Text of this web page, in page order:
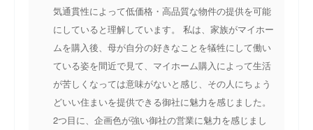
気通貫性によって低価格・高品質な物件の提供を可能
にしていると理解しています。 私は、家族がマイホー
ムを購入後、母が自分の好きなことを犠牲にして働い
ている姿を間近で見て、マイホーム購入によって生活
が苦しくなっては意味がないと感じ、その人にちょう
どいい住まいを提供できる御社に魅力を感じました。
2つ目に、企画色が強い御社の営業に魅力を感じまし